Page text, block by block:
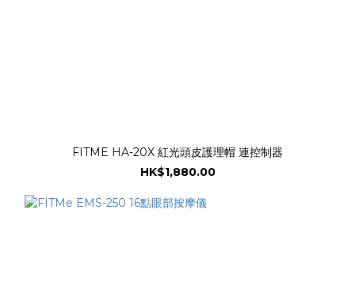
FITME HA-20X 紅光頭皮護理帽 連控制器
HK$1,880.00